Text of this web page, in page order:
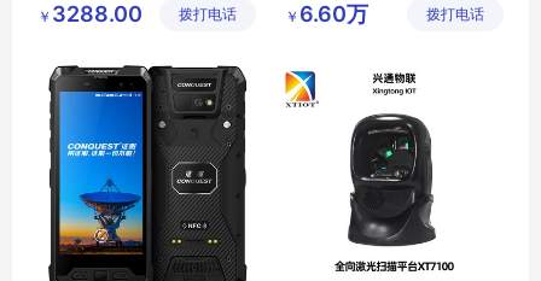
PDA手持
技术有限
￥ 3288.00 拨打电话
科技有限
￥ 6.60万 拨打电话